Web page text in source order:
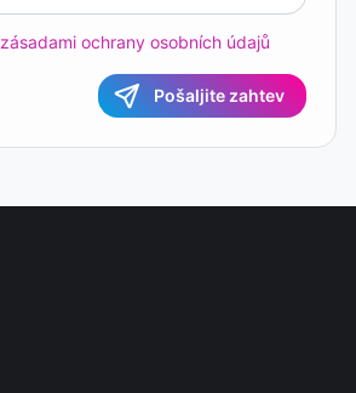
zásadami ochrany osobních údajů
Pošaljite zahtev